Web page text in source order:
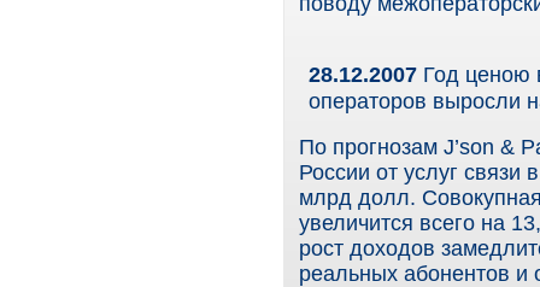
28.12.2007 Год ценою
операторов выросли
По прогнозам J’son &
России от услуг связи
млрд долл.
увеличится всего на
рост доходов
реальных абонентов и